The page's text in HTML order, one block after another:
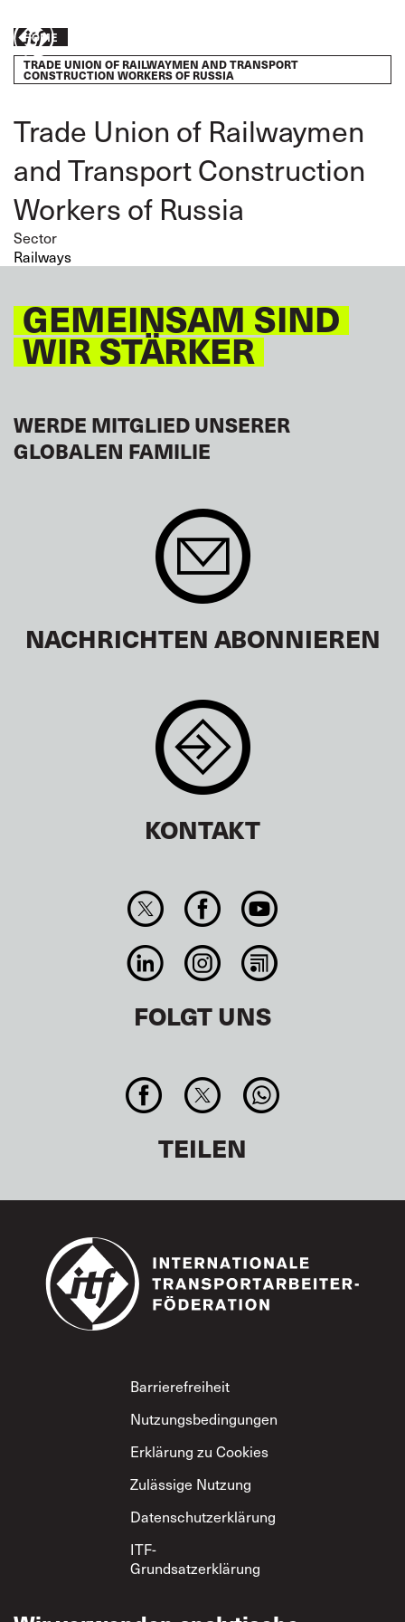
main
content
Breadcrumb
HOME
TRADE UNION OF RAILWAYMEN AND TRANSPORT
CONSTRUCTION WORKERS OF RUSSIA
Trade Union of Railwaymen
and Transport Construction
Workers of Russia
Sector
Railways
GEMEINSAM SIND
WIR STÄRKER
WERDE MITGLIED UNSERER
GLOBALEN FAMILIE
NACHRICHTEN ABONNIEREN
KONTAKT
FOLGT UNS
TEILEN
Footer
Barrierefreiheit
Nutzungsbedingungen
Erklärung zu Cookies
Zulässige Nutzung
Datenschutzerklärung
ITF-
Grundsatzerklärung